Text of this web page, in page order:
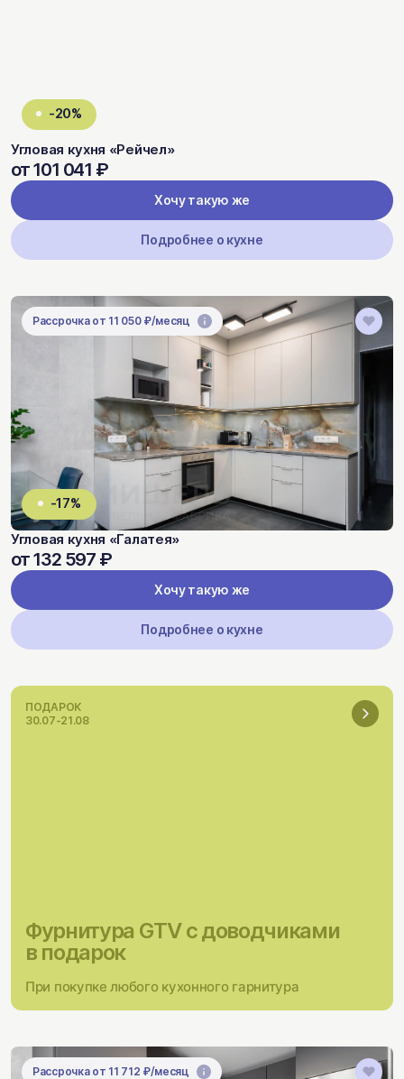
-20%
Угловая кухня «Рейчел»
от 101 041 ₽
Хочу такую же
Подробнее о кухне
Рассрочка от 11 050 ₽/месяц
-17%
Угловая кухня «Галатея»
от 132 597 ₽
Хочу такую же
Подробнее о кухне
ПОДАРОК
30.07-21.08
Фурнитура GTV с доводчиками
в подарок
При покупке любого кухонного гарнитура
Рассрочка от 11 712 ₽/месяц